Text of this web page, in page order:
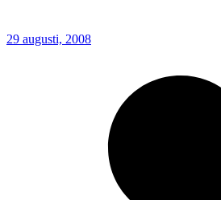
29 augusti, 2008